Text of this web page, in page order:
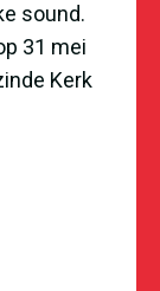
sound.
31 mei
Kerk